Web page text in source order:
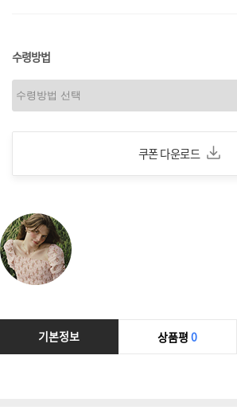
수령방법
쿠폰 다운로드
기본정보 상품평 0